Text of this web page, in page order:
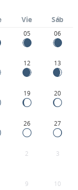
Vie Sáb
05 06
12 13
19 20
26 27
2 3
9 10